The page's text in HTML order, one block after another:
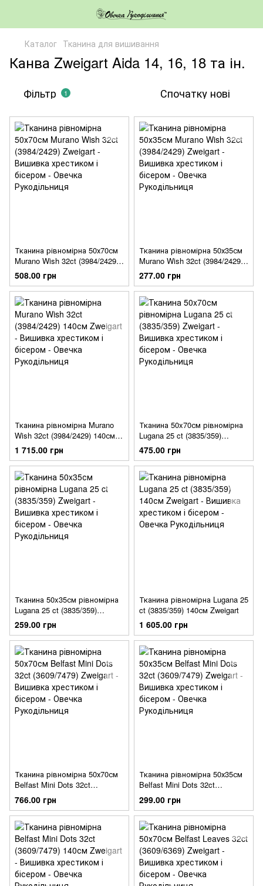
Каталог Тканина для вишивання
Канва Zweigart Aida 14, 16, 18 та ін.
Фільтр 1 Спочатку нові
Тканина рівномірна 50х70см
Murano Wish 32ct (3984/2429)
Zweigart
508.00 грн
Тканина рівномірна 50х35см
Murano Wish 32ct (3984/2429)
Zweigart
277.00 грн
Тканина рівномірна Murano
Wish 32ct (3984/2429) 140см
Zweigart
1 715.00 грн
Тканина 50x70см рівномірна
Lugana 25 ct (3835/359)
Zweigart
475.00 грн
Тканина 50x35см рівномірна
Lugana 25 ct (3835/359)
Zweigart
259.00 грн
Тканина рівномірна Lugana 25
ct (3835/359) 140см Zweigart
1 605.00 грн
Тканина рівномірна 50х70см
Belfast Mini Dots 32ct
(3609/7479) Zweigart
766.00 грн
Тканина рівномірна 50х35см
Belfast Mini Dots 32ct
(3609/7479) Zweigart
299.00 грн